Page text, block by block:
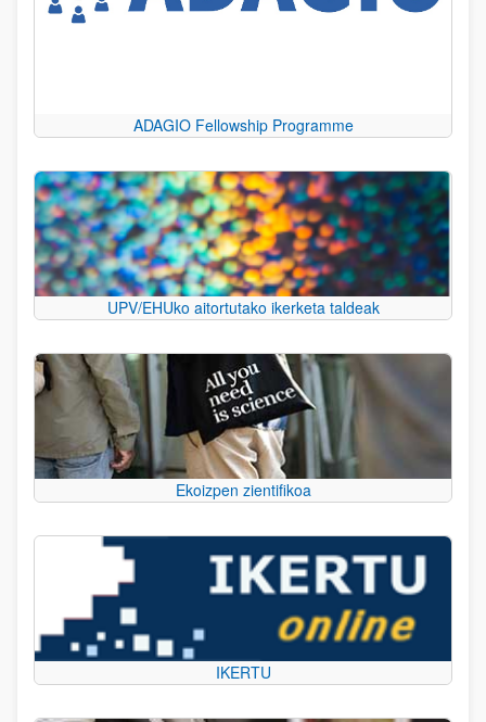
ADAGIO Fellowship Programme
UPV/EHUko aitortutako ikerketa taldeak
Ekoizpen zientifikoa
IKERTU